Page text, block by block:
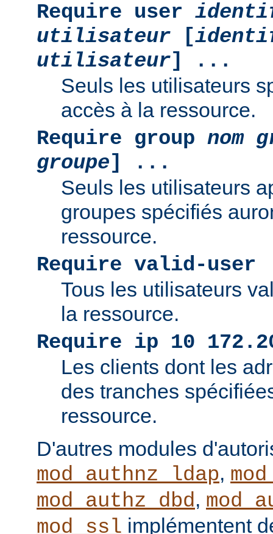
Require user
utilisateur [
utilisateur] ...
Seuls les utilisateurs
accès à la ressource.
Require group nom
groupe] ...
Seuls les utilisateurs
groupes spécifiés
ressource.
Require valid-user
Tous les utilisateurs
la ressource.
Require ip 10
Les clients dont les
des tranches
ressource.
D'autres modules
mod_authnz_ldap,
mod_authz_dbd,
mod_ssl implémentent